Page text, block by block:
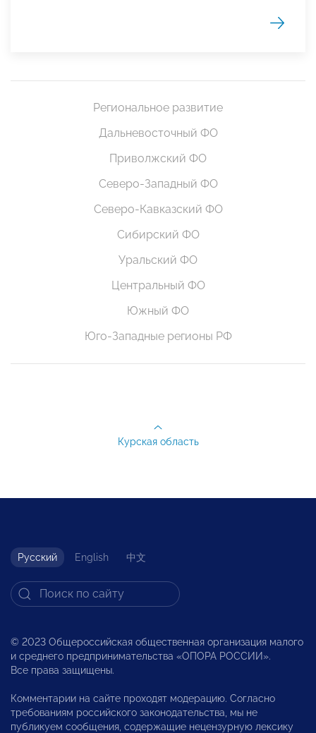
Региональное развитие
Дальневосточный ФО
Приволжский ФО
Северо-Западный ФО
Северо-Кавказский ФО
Сибирский ФО
Уральский ФО
Центральный ФО
Южный ФО
Юго-Западные регионы РФ
Курская область
Русский English 中文
© 2023 Общероссийская общественная организация малого
и среднего предпринимательства «ОПОРА РОССИИ».
Все права защищены.
Комментарии на сайте проходят модерацию. Согласно
требованиям российского законодательства, мы не
публикуем сообщения, содержащие нецензурную лексику